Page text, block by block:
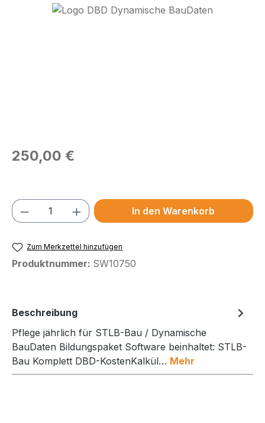
Bildergalerie überspringen
Regulärer Preis:
250,00 €
Produkt Anzahl: Gib den gewünschten
In den Warenkorb
Zum Merkzettel hinzufügen
Produktnummer: SW10750
Beschreibung
Pflege jährlich für STLB-Bau / Dynamische
BauDaten Bildungspaket Software beinhaltet: STLB-
Bau Komplett DBD-KostenKalkül… Mehr